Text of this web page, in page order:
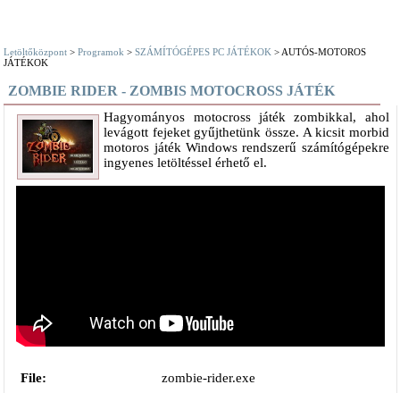
Letöltőközpont >Programok >SZÁMÍTÓGÉPES PC JÁTÉKOK > AUTÓS-MOTOROS
JÁTÉKOK
ZOMBIE RIDER - ZOMBIS MOTOCROSS JÁTÉK
Hagyományos motocross játék zombikkal, ahol
levágott fejeket gyűjthetünk össze. A kicsit morbid
motoros játék Windows rendszerű számítógépekre
ingyenes letöltéssel érhető el.
File:
zombie-rider.exe